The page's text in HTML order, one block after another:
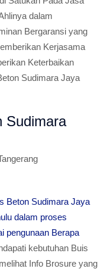
dalam
Bergaransi yang
Kerjasama
Keterbaikan
Sudimara Jaya
Sudimara
Beton Sudimara Jaya
dalam proses
pengunaan Berapa
kebutuhan Buis
Info Brosure yang